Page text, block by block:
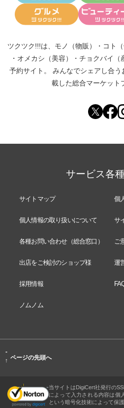
ツクツク!!!は、 モノ（物販） ・ コト（
・ オメカシ（美容） ・ チョクバイ（
予約サイト。
みんなでシェアし合う
載した総合マーケット
サービス各
サイトマップ 個
個人情報の取り扱いについて サ
各種お問い合わせ（総合窓口） ご
出店をご検討のショップ様 運
採用情報
ノムノム
-
↑ ページの先頭へ
当サイトはDigiCert社発行の
によって入力される内容は個
という暗号化技術によって保護